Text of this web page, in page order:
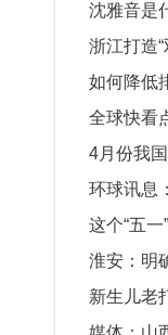
运抵大本
沈雅音是
是哪一集
浙江打造
如何降低
全球快看
4月份我
环球讯息
成长秘籍
这个“五
房展会
淮安：明
球速讯
新生儿老